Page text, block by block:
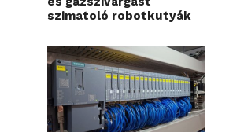
szimatoló robotkutyák